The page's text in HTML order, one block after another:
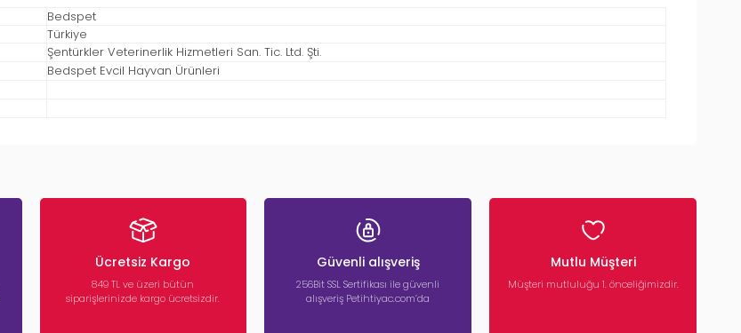
Bedspet
Türkiye
Şentürkler Veterinerlik Hizmetleri San. Tic. Ltd. Şti.
Bedspet Evcil Hayvan Ürünleri
Ücretsiz Kargo
849 TL ve üzeri bütün
siparişlerinizde kargo ücretsizdir.
Güvenli alışveriş
256Bit SSL Sertifikası ile güvenli
alışveriş Petihtiyac.com’da
Mutlu Müşteri
Müşteri mutluluğu 1. önceliğimizdir.